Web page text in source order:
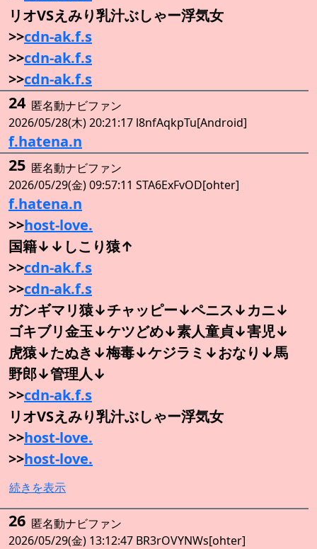
リオVSえみり乳汁ぶしゃー浮気女
>>cdn-ak.f.s
>>cdn-ak.f.s
>>cdn-ak.f.s
24 匿名動ナビファン
2026/05/28(木) 20:21:17 l8nfAqkpTu[Android]
f.hatena.n
25 匿名動ナビファン
2026/05/29(金) 09:57:11 STA6ExFvOD[ohter]
f.hatena.n
>>host-love.
国籍↓↓しこり猿↑
>>cdn-ak.f.s
>>cdn-ak.f.s
ガンギマリ猿↓チャッピー↓ペニス↓カニ↓
ゴキブリ金玉↓ケツどめ↓素人童貞↓害児↓
虎猿↓たぬき↓梅毒↓ケジラミ↓おなり↓馬
野郎↓管理人↓
>>cdn-ak.f.s
リオVSえみり乳汁ぶしゃー浮気女
>>host-love.
>>host-love.
続きを表示
26 匿名動ナビファン
2026/05/29(金) 13:12:47 BR3rOVYNWs[ohter]